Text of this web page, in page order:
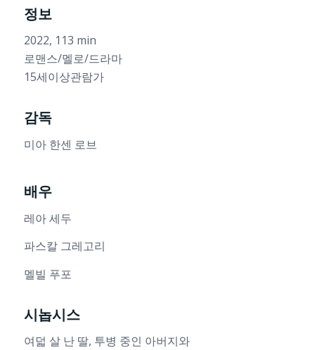
정보
2022, 113 min
로맨스/멜로/드라마
15세이상관람가
감독
미아 한센 로브
배우
레아 세두
파스칼 그레고리
멜빌 푸포
시놉시스
여덟 살 난 딸, 투병 중인 아버지와